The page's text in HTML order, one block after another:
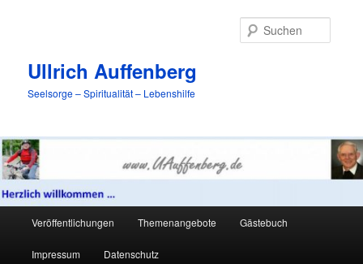
Ullrich Auffenberg
Seelsorge – Spiritualität – Lebenshilfe
Veröffentlichungen Themenangebote Gästebuch
Impressum Datenschutz